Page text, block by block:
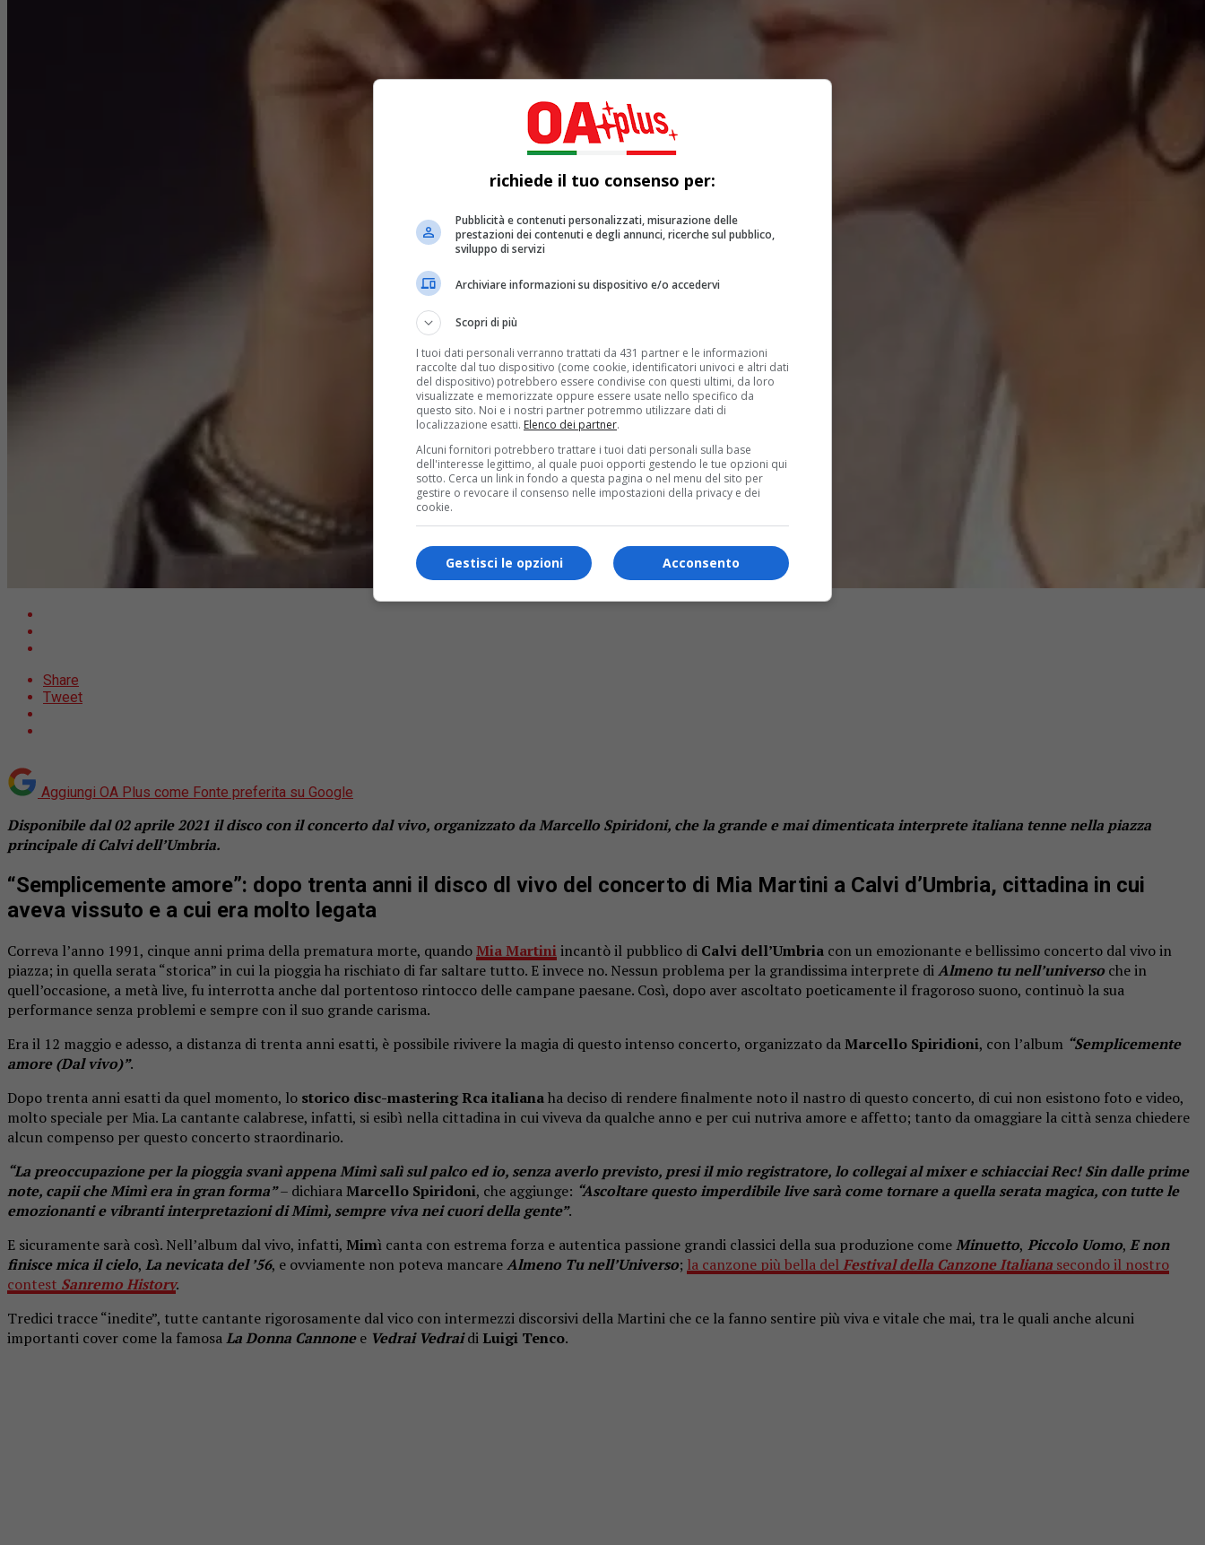
Share
Tweet
Aggiungi OA Plus come Fonte preferita su Google
Disponibile dal 02 aprile 2021 il disco con il concerto dal vivo, organizzato da Marcello Spiridoni, che la grande e mai dimenticata interprete italiana tenne nella piazza
principale di Calvi dell’Umbria.
“Semplicemente amore”: dopo trenta anni il disco dl vivo del concerto di Mia Martini a Calvi d’Umbria, cittadina in cui
aveva vissuto e a cui era molto legata
Correva l’anno 1991, cinque anni prima della prematura morte, quandoMia Martiniincantò il pubblico di Calvi dell’Umbria con un emozionante e bellissimo concerto dal vivo in
piazza; in quella serata “storica” in cui la pioggia ha rischiato di far saltare tutto. E invece no. Nessun problema per la grandissima interprete diAlmeno tu nell’universo che in
quell’occasione, a metà live, fu interrotta anche dal portentoso rintocco delle campane paesane. Così, dopo aver ascoltato poeticamente il fragoroso suono, continuò la sua
performance senza problemi e sempre con il suo grande carisma.
Era il 12 maggio e adesso, a distanza di trenta anni esatti, è possibile rivivere la magia di questo intenso concerto, organizzato daMarcello Spiridioni, con l’album “Semplicemente
amore (Dal vivo)”.
Dopo trenta anni esatti da quel momento, lo storico disc-mastering Rca italianaha deciso di rendere finalmente noto il nastro di questo concerto, di cui non esistono foto e video,
molto speciale per Mia. La cantante calabrese, infatti, si esibì nella cittadina in cui viveva da qualche anno e per cui nutriva amore e affetto; tanto da omaggiare la città senza chiedere
alcun compenso per questo concerto straordinario.
“La preoccupazione per la pioggia svanì appena Mimì salì sul palco ed io, senza averlo previsto, presi il mio registratore, lo collegai al mixer e schiacciai Rec! Sin dalle prime
note, capii che Mimì era in gran forma”– dichiaraMarcello Spiridoni, che aggiunge: “Ascoltare questo imperdibile live sarà come tornare a quella serata magica, con tutte le
emozionanti e vibranti interpretazioni di Mimì, sempre viva nei cuori della gente”.
E sicuramente sarà così. Nell’album dal vivo, infatti, Mimì canta con estrema forza e autentica passione grandi classici della sua produzione comeMinuetto, Piccolo Uomo, E non
finisce mica il cielo, La nevicata del ’56, e ovviamente non poteva mancareAlmeno Tu nell’Universo; la canzone più bella delFestival della Canzone Italiana secondo il nostro
contest Sanremo History.
Tredici tracce “inedite”, tutte cantante rigorosamente dal vico con intermezzi discorsivi della Martini che ce la fanno sentire più viva e vitale che mai, tra le quali anche alcuni
importanti cover come la famosaLa Donna Cannonee Vedrai Vedraidi Luigi Tenco.
richiede il tuo consenso per:
Pubblicità e contenuti personalizzati, misurazione delle
prestazioni dei contenuti e degli annunci, ricerche sul pubblico,
sviluppo di servizi
Archiviare informazioni su dispositivo e/o accedervi
Scopri di più
I tuoi dati personali verranno trattati da 431 partner e le informazioni
raccolte dal tuo dispositivo (come cookie, identificatori univoci e altri dati
del dispositivo) potrebbero essere condivise con questi ultimi, da loro
visualizzate e memorizzate oppure essere usate nello specifico da
questo sito. Noi e i nostri partner potremmo utilizzare dati di
localizzazione esatti. Elenco dei partner.
Alcuni fornitori potrebbero trattare i tuoi dati personali sulla base
dell'interesse legittimo, al quale puoi opporti gestendo le tue opzioni qui
sotto. Cerca un link in fondo a questa pagina o nel menu del sito per
gestire o revocare il consenso nelle impostazioni della privacy e dei
cookie.
Acconsento
Gestisci le opzioni